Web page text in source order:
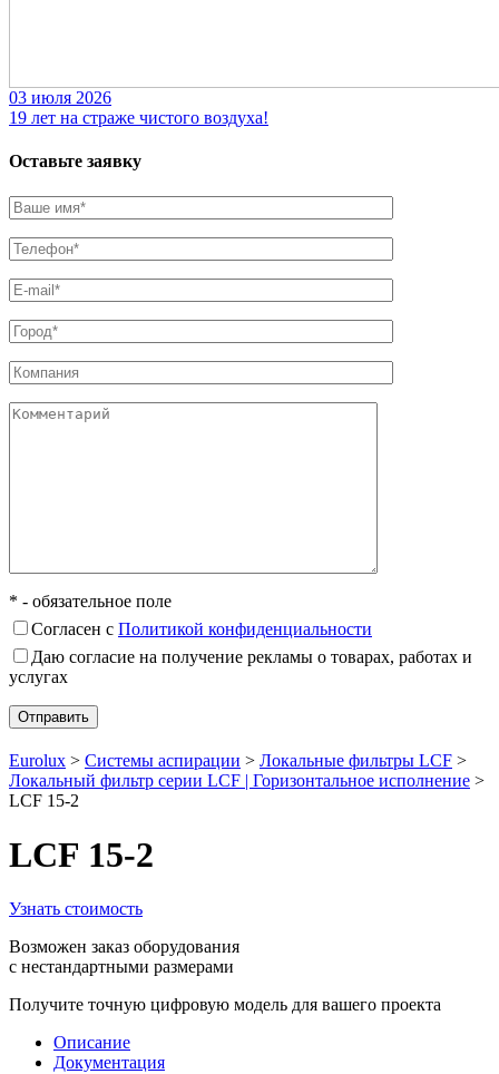
03 июля 2026
19 лет на страже чистого воздуха!
Оставьте заявку
* - обязательное поле
Согласен с Политикой конфиденциальности
Даю согласие на получение рекламы о товарах, работах и
услугах
Eurolux > Системы аспирации > Локальные фильтры LCF >
Локальный фильтр серии LCF | Горизонтальное исполнение >
LCF 15-2
LCF 15-2
Узнать стоимость
Возможен заказ оборудования
с нестандартными размерами
Получите точную цифровую модель для вашего проекта
Описание
Документация